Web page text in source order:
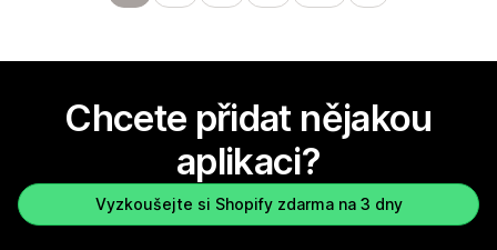
Chcete přidat nějakou
aplikaci?
Vyzkoušejte si Shopify zdarma na 3 dny